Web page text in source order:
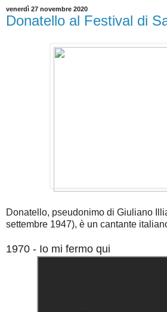
venerdì 27 novembre 2020
Donatello al Festival di
Donatello, pseudonimo di Giuliano
settembre 1947), è un cantante
1970 - Io mi fermo qui